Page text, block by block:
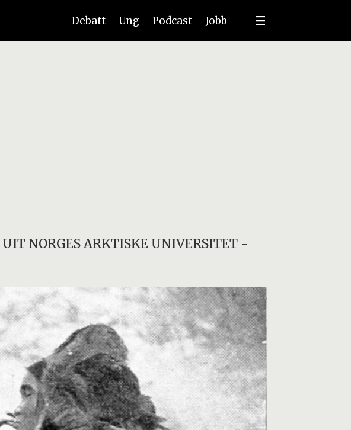
Debatt Ung Podcast Jobb
UIT NORGES ARKTISKE UNIVERSITET-